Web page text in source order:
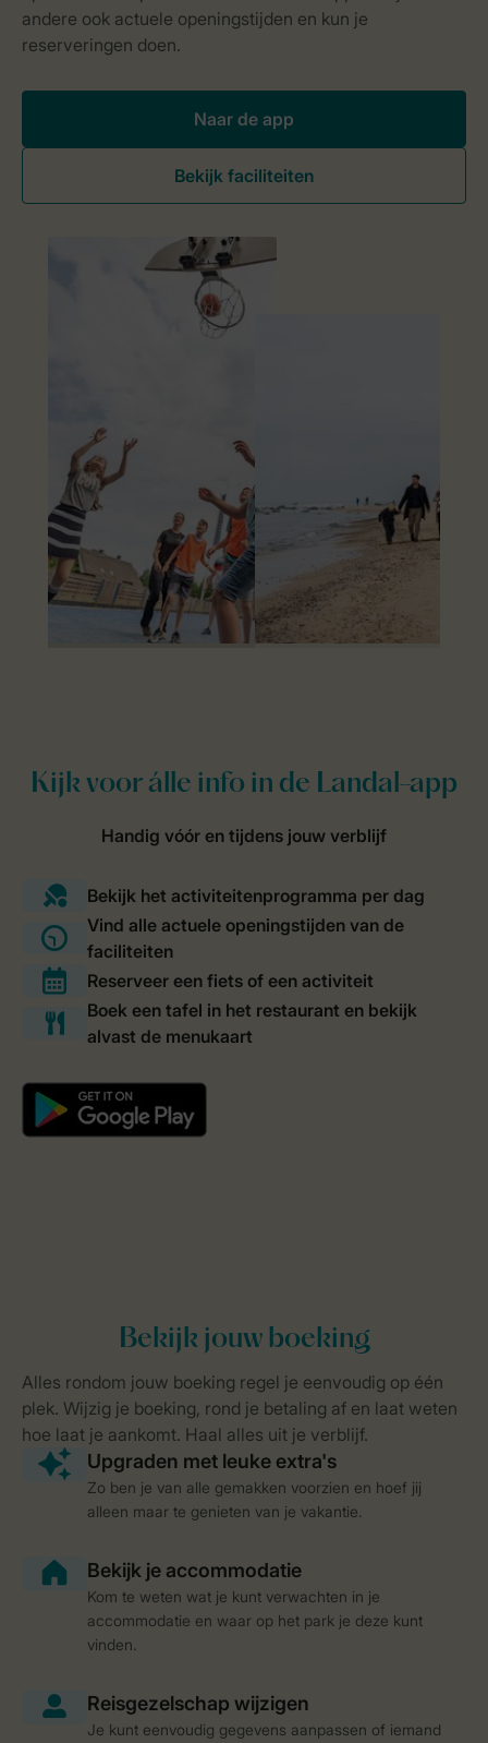
Naar de app
Bekijk faciliteiten
Zo ben je van alle gemakken voorzien en hoef jij
alleen maar te genieten van je vakantie.
Kom te weten wat je kunt verwachten in je
accommodatie en waar op het park je deze kunt
vinden.
Je kunt eenvoudig gegevens aanpassen of iemand